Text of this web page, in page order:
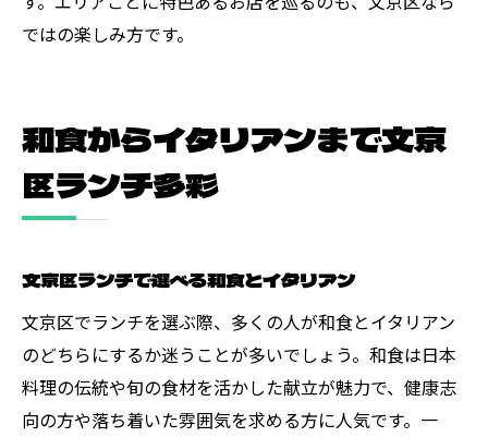
ではの楽しみ方です。
和食からイタリアンまで文京
区ランチ多彩
文京区ランチで選べる和食とイタリアン
文京区でランチを選ぶ際、多くの人が和食とイタリアン
のどちらにするか迷うことが多いでしょう。和食は日本
料理の伝統や旬の食材を活かした献立が魅力で、健康志
向の方や落ち着いた雰囲気を求める方に人気です。一